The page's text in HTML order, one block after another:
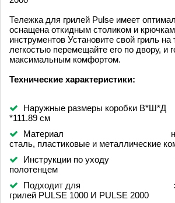
Тележка для грилей Pulse имеет
оснащена откидным столиком и
инструментов Установите свой гриль на
легкостью перемещайте его по двору, и
максимальным комфортом.
Технические характеристики:
Наружные размеры коробки В*Ш*Д
*111.89 см
Материал
сталь, пластиковые и металлические
Инструкции по уходу
полотенцем
Подходит для
грилей PULSE 1000 И PULSE 2000